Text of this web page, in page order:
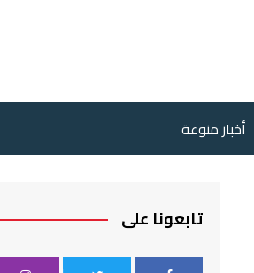
أخبار منوعة
تابعونا على